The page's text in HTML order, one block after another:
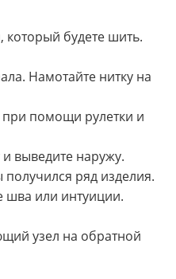
который будете шить.
Намотайте нитку на
при помощи рулетки и
и выведите наружу.
ряд изделия.
шва или интуиции.
узел на обратной